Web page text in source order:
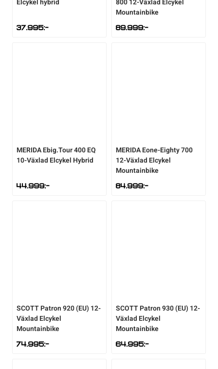
Elcykel hybrid
37.995:-
800 12-Växlad Elcykel
Mountainbike
89.999:-
MERIDAEbig.Tour 400 EQ
10-Växlad Elcykel Hybrid
44.999:-
MERIDAEone-Eighty 700
12-Växlad Elcykel
Mountainbike
84.999:-
SCOTTPatron 920 (EU) 12-
Växlad Elcykel
Mountainbike
74.995:-
SCOTTPatron 930 (EU) 12-
Växlad Elcykel
Mountainbike
64.995:-